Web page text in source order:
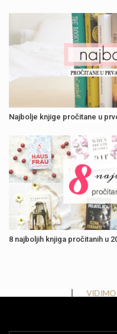
Najbolje knjige pročitane u
8 najboljih knjiga pročitanih u
VIDIMO
Instagram